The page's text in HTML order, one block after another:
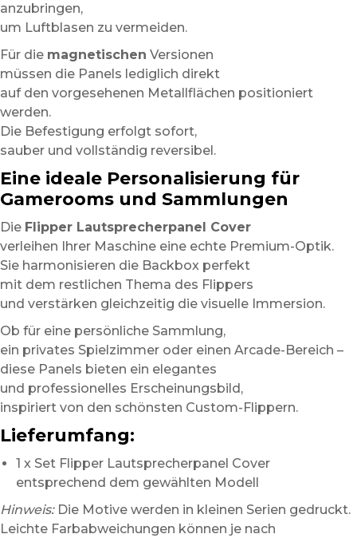
anzubringen,
um Luftblasen zu vermeiden.
Für die magnetischen Versionen
müssen die Panels lediglich direkt
auf den vorgesehenen Metallflächen positioniert
werden.
Die Befestigung erfolgt sofort,
sauber und vollständig reversibel.
Eine ideale Personalisierung für
Gamerooms und Sammlungen
Die Flipper Lautsprecherpanel Cover
verleihen Ihrer Maschine eine echte Premium-Optik.
Sie harmonisieren die Backbox perfekt
mit dem restlichen Thema des Flippers
und verstärken gleichzeitig die visuelle Immersion.
Ob für eine persönliche Sammlung,
ein privates Spielzimmer oder einen Arcade-Bereich –
diese Panels bieten ein elegantes
und professionelles Erscheinungsbild,
inspiriert von den schönsten Custom-Flippern.
Lieferumfang:
1 x Set Flipper Lautsprecherpanel Cover
entsprechend dem gewählten Modell
Hinweis:Die Motive werden in kleinen Serien gedruckt.
Leichte Farbabweichungen können je nach